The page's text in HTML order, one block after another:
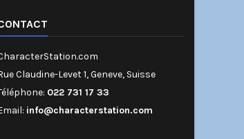
Claudine-Levet 1, Geneve, Suisse
022 731 17 33
info@characterstation.com